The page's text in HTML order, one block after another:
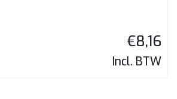
€8,16
Incl. BTW